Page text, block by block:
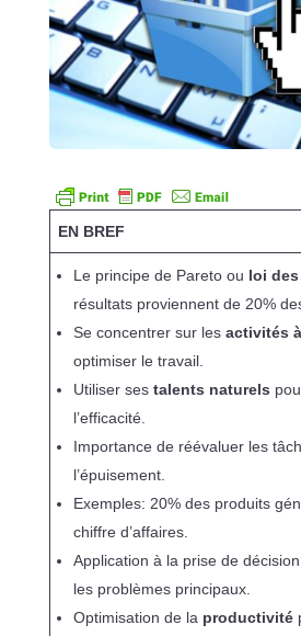
EN BREF
Le principe de Pareto ou loi des
résultats proviennent de 20%
Se concentrer sur les activités
optimiser le travail.
Utiliser ses talents naturels
l’efficacité.
Importance de réévaluer les
l’épuisement.
Exemples: 20% des produits
chiffre d’affaires.
Application à la prise de
les problèmes principaux.
Optimisation de la productivité